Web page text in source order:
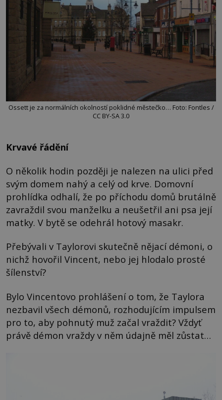
Ossett je za normálních okolností poklidné městečko… Foto: Fontles /
CC BY-SA 3.0
Krvavé řádění
O několik hodin později je nalezen na ulici před
svým domem nahý a celý od krve. Domovní
prohlídka odhalí, že po příchodu domů brutálně
zavraždil svou manželku a neušetřil ani psa její
matky. V bytě se odehrál hotový masakr.
Přebývali v Taylorovi skutečně nějací démoni, o
nichž hovořil Vincent, nebo jej hlodalo prosté
šílenství?
Bylo Vincentovo prohlášení o tom, že Taylora
nezbavil všech démonů, rozhodujícím impulsem
pro to, aby pohnutý muž začal vraždit? Vždyť
právě démon vraždy v něm údajně měl zůstat…